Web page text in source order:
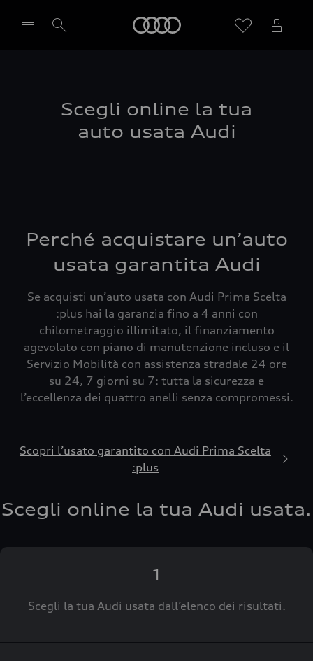
Scegli online la tua
auto usata Audi
Perché acquistare un’auto
usata garantita Audi
Se acquisti un’auto usata con Audi Prima Scelta
:plus hai la garanzia fino a 4 anni con
chilometraggio illimitato, il finanziamento
agevolato con piano di manutenzione incluso e il
Servizio Mobilità con assistenza stradale 24 ore
su 24, 7 giorni su 7: tutta la sicurezza e
l’eccellenza dei quattro anelli senza compromessi.
Scopri l’usato garantito con Audi Prima Scelta
:plus
Scegli online la tua Audi usata.
1
Scegli la tua Audi usata dall’elenco dei risultati.